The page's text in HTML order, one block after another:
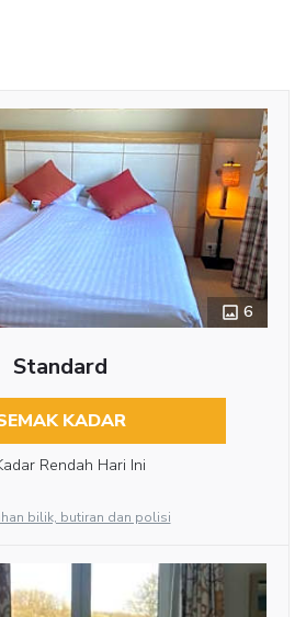
6
Standard
KADAR
Rendah Hari Ini
bilik, butiran dan polisi